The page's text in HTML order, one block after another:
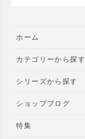
ホーム
カテゴリーから探す
シリーズから探す
ショップブログ
特集